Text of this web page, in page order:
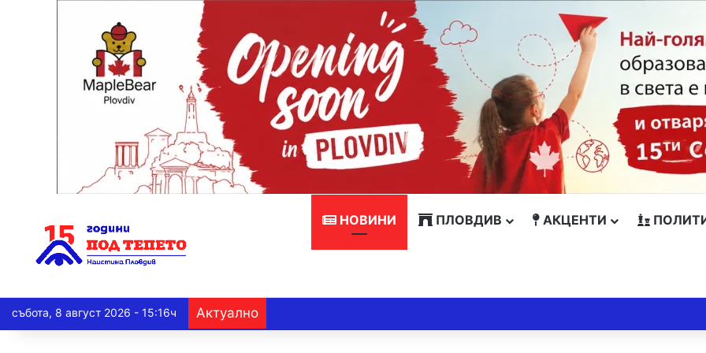
НОВИНИ ПЛОВДИВ АКЦЕНТИ
събота, 8 август 2026 - 15:16ч Актуално